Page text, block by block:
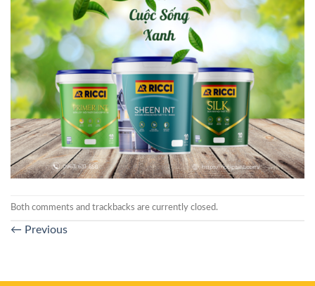
Both comments and trackbacks are currently closed.
← Previous